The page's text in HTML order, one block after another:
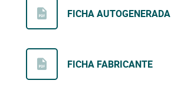
FICHA AUTOGENERADA
FICHA FABRICANTE